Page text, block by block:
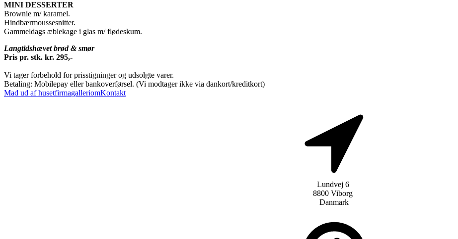
MINI DESSERTER
Brownie m/ karamel.
Hindbærmoussesnitter.
Gammeldags æblekage i glas m/ flødeskum.
Langtidshævet brød & smør
Pris pr. stk. kr. 295,-
Vi tager forbehold for prisstigninger og udsolgte varer.
Betaling: Mobilepay eller bankoverførsel. (Vi modtager ikke via dankort/kreditkort)
Mad ud af husetfirmagalleriomKontakt
Lundvej 6
8800 Viborg
Danmark